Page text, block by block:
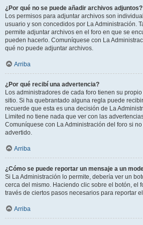
¿Por qué no se puede añadir archivos adjuntos?
Los permisos para adjuntar archivos son
usuario y son concedidos por La Administración.
permite adjuntar archivos en el foro en que se
pueden hacerlo. Comuníquese con La
qué no puede adjuntar archivos.
Arriba
¿Por qué recibí una advertencia?
Los administradores de cada foro tienen su
sitio. Si ha quebrantado alguna regla puede
recuerde que esta es una decisión de La
Limited no tiene nada que ver con las
Comuníquese con La Administración del foro si
advertido.
Arriba
¿Cómo se puede reportar un mensaje a un
Si La Administración lo permite, debería ver un
cerca del mismo. Haciendo clic sobre el botón, el
través de ciertos pasos necesarios para reportar
Arriba